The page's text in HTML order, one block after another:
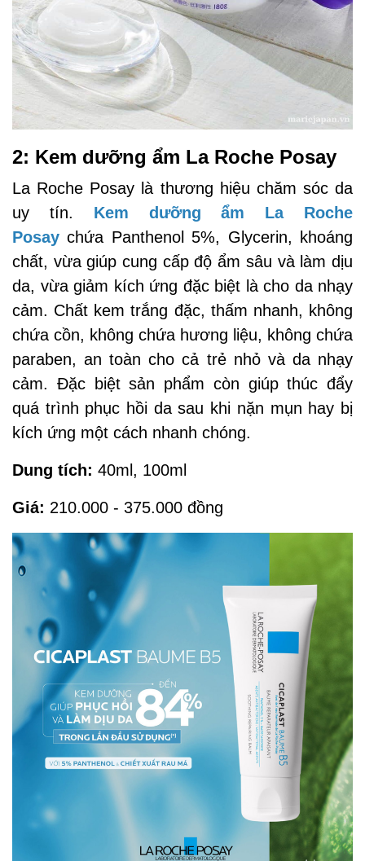
2: Kem dưỡng ẩm La Roche Posay
La Roche Posay là thương hiệu chăm sóc da
uy tín. Kem dưỡng ẩm La Roche
Posay chứa Panthenol 5%, Glycerin, khoáng
chất, vừa giúp cung cấp độ ẩm sâu và làm dịu
da, vừa giảm kích ứng đặc biệt là cho da nhạy
cảm. Chất kem trắng đặc, thấm nhanh, không
chứa cồn, không chứa hương liệu, không chứa
paraben, an toàn cho cả trẻ nhỏ và da nhạy
cảm. Đặc biệt sản phẩm còn giúp thúc đẩy
quá trình phục hồi da sau khi nặn mụn hay bị
kích ứng một cách nhanh chóng.
Dung tích: 40ml, 100ml
Giá: 210.000 - 375.000 đồng